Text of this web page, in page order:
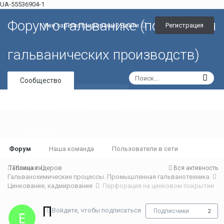
UA-55536904-1
Форум о гальванике (портал для
гальванических производств)
Уже зарегистрированы? Войти Регистрация
Сообщество
Форум Наша команда Пользователи в сети
Таблица лидеров Вся активность
Главная
Гальванохимические процессы. Промышленная гальванотехника
Цинкование, кадмирование
Перфорация на цинковом покрытии
Войдите, чтобы подписаться Подписчики 2
П